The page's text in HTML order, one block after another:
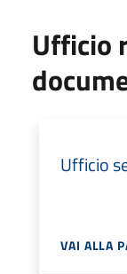
Ufficio
Ufficio
VAI ALLA